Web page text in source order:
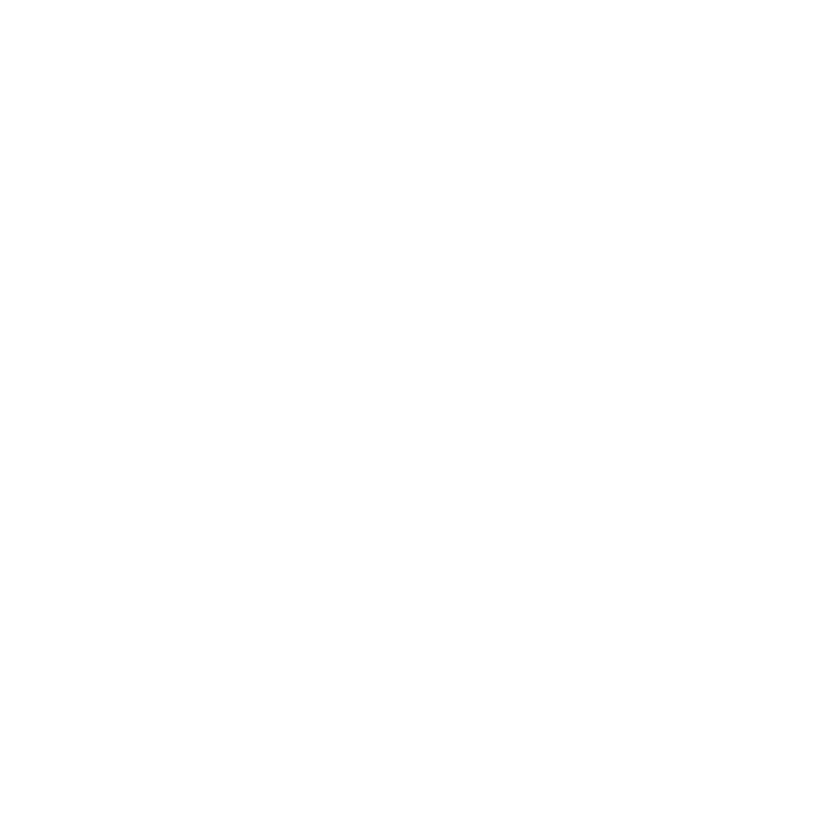
and see latest updates, news, information In Chandpur.